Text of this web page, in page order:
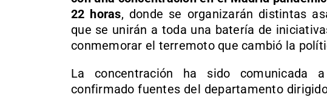
22 horas, donde se organizarán distintas
que se unirán a toda una batería de
conmemorar el terremoto que cambió la
La concentración ha sido comunicada
confirmado fuentes del departamento